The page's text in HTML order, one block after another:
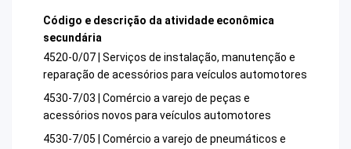
Código e descrição da atividade econômica
secundária
4520-0/07 | Serviços de instalação, manutenção e
reparação de acessórios para veículos automotores
4530-7/03 | Comércio a varejo de peças e
acessórios novos para veículos automotores
4530-7/05 | Comércio a varejo de pneumáticos e